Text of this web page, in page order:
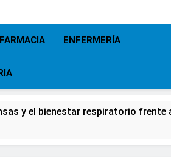
FARMACIA ENFERMERÍA
y el bienestar respiratorio frente